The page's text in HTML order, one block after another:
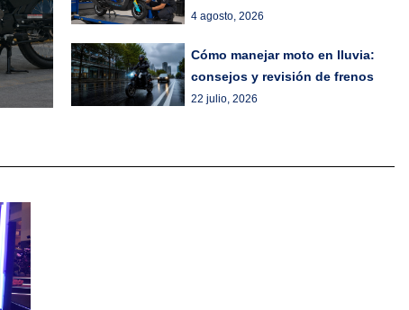
4 agosto, 2026
Cómo manejar moto en lluvia:
consejos y revisión de frenos
22 julio, 2026